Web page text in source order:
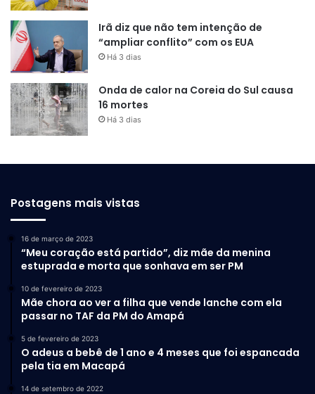
Irã diz que não tem intenção de
“ampliar conflito” com os EUA
Há 3 dias
Onda de calor na Coreia do Sul causa
16 mortes
Há 3 dias
Postagens mais vistas
16 de março de 2023
“Meu coração está partido”, diz mãe da menina
estuprada e morta que sonhava em ser PM
10 de fevereiro de 2023
Mãe chora ao ver a filha que vende lanche com ela
passar no TAF da PM do Amapá
5 de fevereiro de 2023
O adeus a bebê de 1 ano e 4 meses que foi espancada
pela tia em Macapá
14 de setembro de 2022